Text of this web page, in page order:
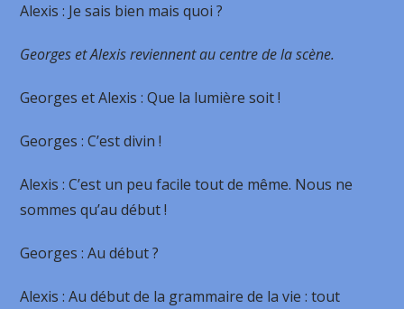
Alexis : Je sais bien mais quoi ?
Georges et Alexis reviennent au centre de la scène.
Georges et Alexis : Que la lumière soit !
Georges : C’est divin !
Alexis : C’est un peu facile tout de même. Nous ne
sommes qu’au début !
Georges : Au début ?
Alexis : Au début de la grammaire de la vie : tout